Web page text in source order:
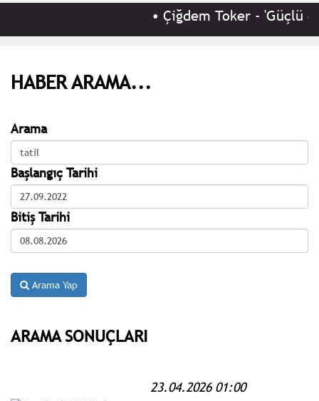
•Çiğdem Toker - 'Güçlü
HABER ARAMA...
Arama
Başlangıç Tarihi
Bitiş Tarihi
Arama Yap
ARAMA SONUÇLARI
23.04.2026 01:00